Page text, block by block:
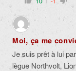
Moi, ça me
Je suis prêt à lui
lègue Northvolt,